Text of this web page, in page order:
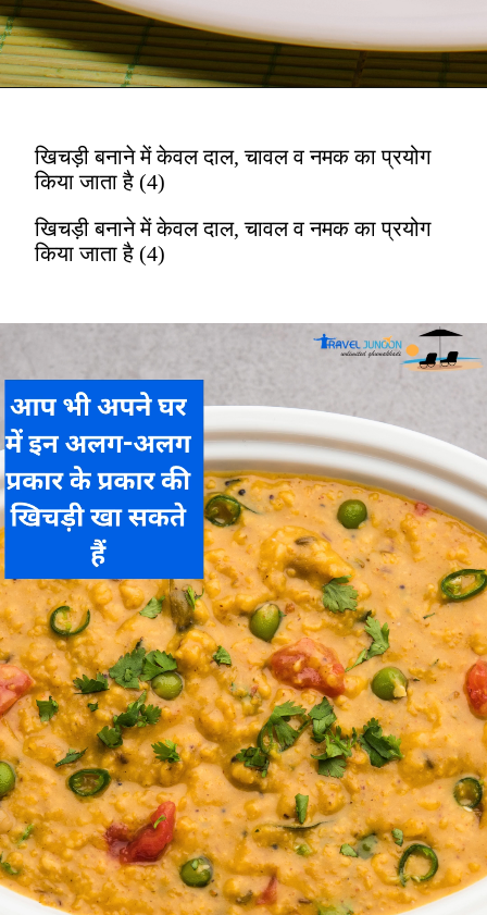
खिचड़ी बनाने में केवल दाल, चावल व नमक का प्रयोग
किया जाता है (4)
खिचड़ी बनाने में केवल दाल, चावल व नमक का प्रयोग
किया जाता है (4)